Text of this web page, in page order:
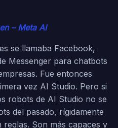
– Meta AI
se llamaba Facebook,
Messenger para chatbots
Fue entonces
vez AI Studio. Pero si
robots de AI Studio no se
del pasado, rígidamente
Son más capaces y